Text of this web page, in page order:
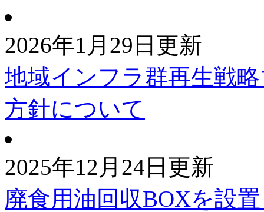
2026年1月29日更新
地域インフラ群再生戦
方針について
2025年12月24日更新
廃食用油回収BOXを設